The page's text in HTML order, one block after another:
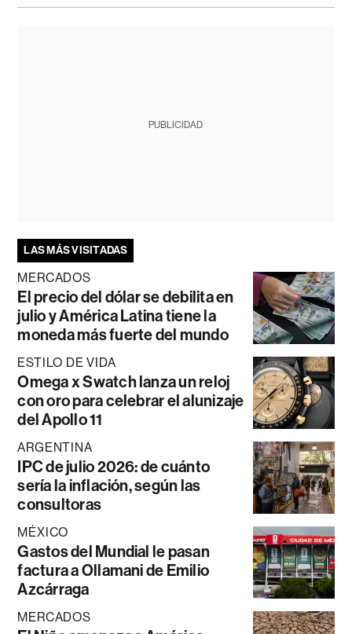
PUBLICIDAD
LAS MÁS VISITADAS
MERCADOS
El precio del dólar se debilita en
julio y América Latina tiene la
moneda más fuerte del mundo
ESTILO DE VIDA
Omega x Swatch lanza un reloj
con oro para celebrar el alunizaje
del Apollo 11
ARGENTINA
IPC de julio 2026: de cuánto
sería la inflación, según las
consultoras
MÉXICO
Gastos del Mundial le pasan
factura a Ollamani de Emilio
Azcárraga
MERCADOS